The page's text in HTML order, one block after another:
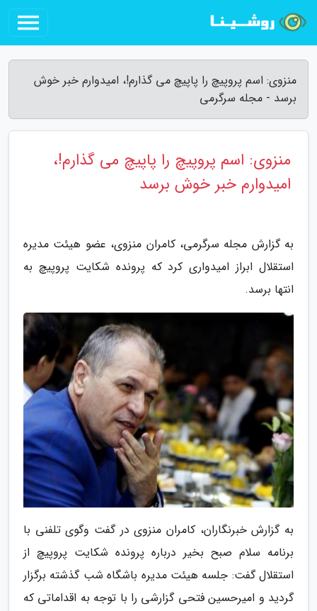
منزوی: اسم پروپیچ را پاپیچ می گذارم!، امیدوارم خبر خوش
برسد - مجله سرگرمی
منزوی: اسم پروپیچ را پاپیچ می گذارم!،
امیدوارم خبر خوش برسد
به گزارش مجله سرگرمی، کامران منزوی، عضو هیئت مدیره
استقلال ابراز امیدواری کرد که پرونده شکایت پروپیچ به
انتها برسد.
به گزارش خبرنگاران، کامران منزوی در گفت وگوی تلفنی با
برنامه سلام صبح بخیر درباره پرونده شکایت پروپیچ از
استقلال گفت: جلسه هیئت مدیره باشگاه شب گذشته برگزار
گردید و امیرحسین فتحی گزارشی را با توجه به اقداماتی که